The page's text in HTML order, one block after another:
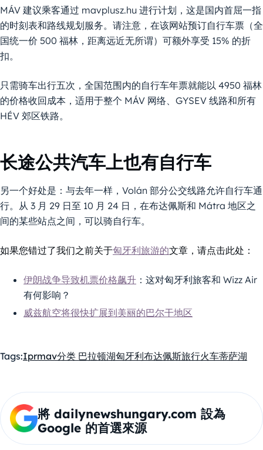
MÁV 建议乘客通过 mavplusz.hu 进行计划，这是国内首屈一指
的时刻表和路线规划服务。请注意，在该网站预订自行车票（全
国统一价 500 福林，距离远近无所谓）可额外享受 15% 的折
扣。
只需骑车出行五次，全国范围内的自行车年票就能以 4950 福林
的价格收回成本，适用于整个 MÁV 网络、GYSEV 线路和所有
HÉV 郊区铁路。
长途公共汽车上也有自行车
另一个好处是：与去年一样，Volán 部分公交线路允许自行车通
行。从 3 月 29 日至 10 月 24 日，在布达佩斯和 Mátra 地区之
间的某些站点之间，可以骑自行车。
如果您错过了我们之前关于匈牙利旅游的文章，请点击此处：
伊朗战争导致机票价格飙升 ：这对匈牙利旅客和 Wizz Air
有何影响？
威兹航空将很快扩展到美丽的巴尔干地区
Tags:Iprmav分类 巴拉顿湖匈牙利布达佩斯旅行火车蒂萨湖
將 dailynewshungary.com 設為
Google 的首選來源